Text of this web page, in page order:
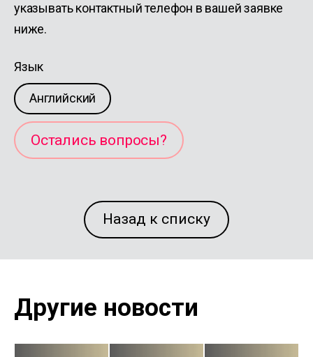
указывать контактный телефон в вашей заявке
ниже.
Язык
Английский
Остались вопросы?
Назад к списку
Другие новости